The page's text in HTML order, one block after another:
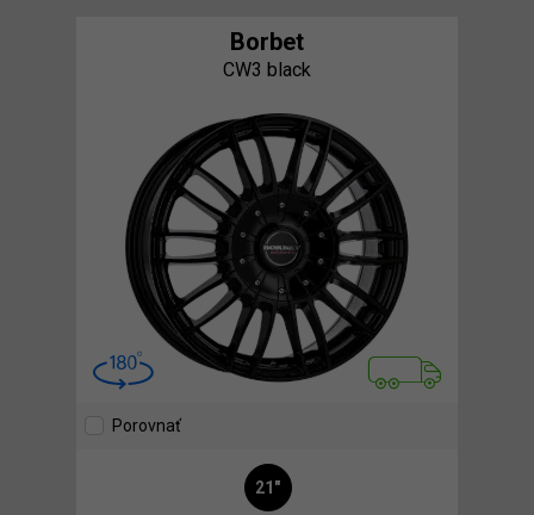
Borbet
CW3 black
Porovnať
21"